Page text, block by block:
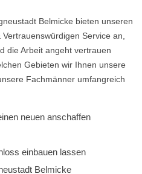
Belmicke bieten unseren
Service an,
die Arbeit angeht vertrauen
Gebieten wir Ihnen unsere
Fachmänner umfangreich
neuen anschaffen
einbauen lassen
Belmicke